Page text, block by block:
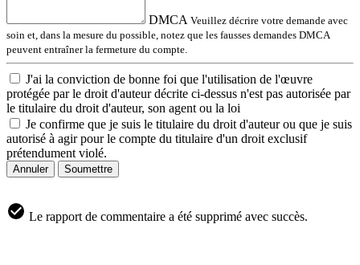
DMCA Veuillez décrire votre demande avec
soin et, dans la mesure du possible, notez que les fausses demandes DMCA
peuvent entraîner la fermeture du compte.
J'ai la conviction de bonne foi que l'utilisation de l'œuvre
protégée par le droit d'auteur décrite ci-dessus n'est pas autorisée par
le titulaire du droit d'auteur, son agent ou la loi
Je confirme que je suis le titulaire du droit d'auteur ou que je suis
autorisé à agir pour le compte du titulaire d'un droit exclusif
prétendument violé.
Annuler Soumettre
Le rapport de commentaire a été supprimé avec succès.